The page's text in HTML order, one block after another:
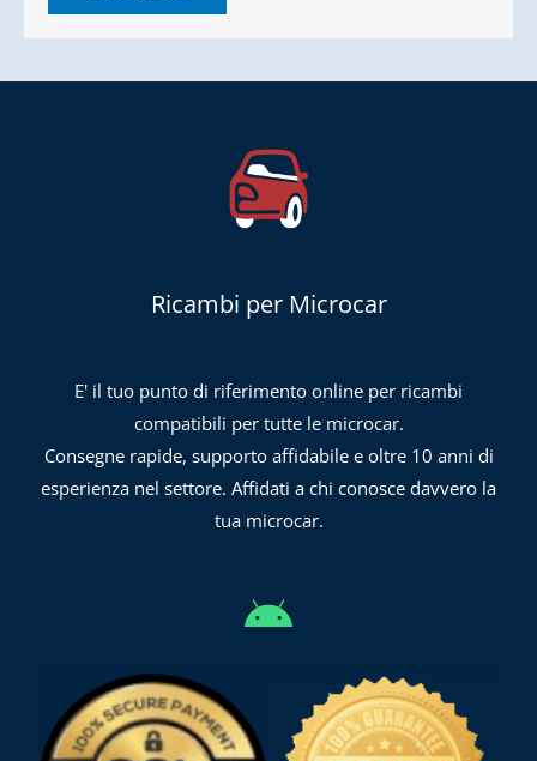
Ricambi per Microcar
E' il tuo punto di riferimento online per ricambi
compatibili per tutte le microcar.
Consegne rapide, supporto affidabile e oltre 10 anni di
esperienza nel settore. Affidati a chi conosce davvero la
tua microcar.